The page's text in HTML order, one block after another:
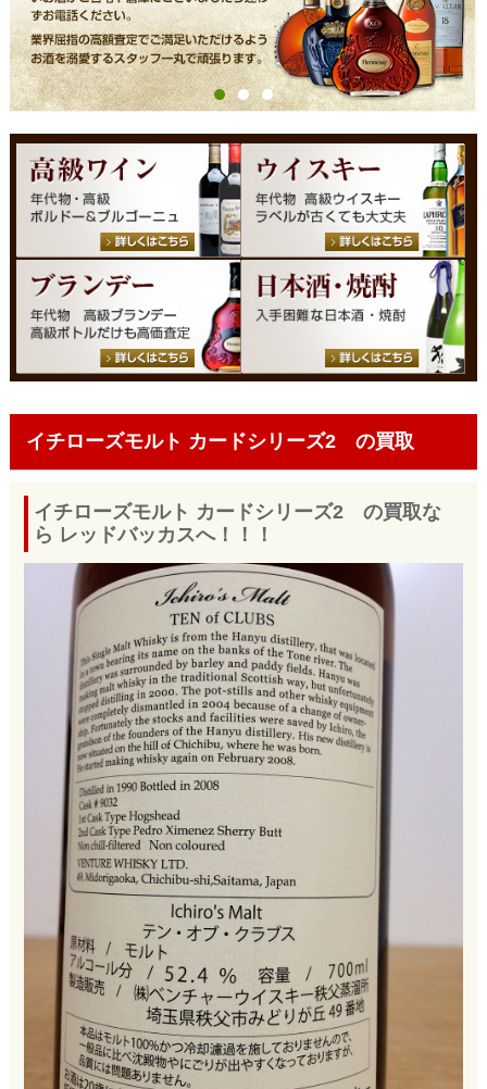
イチローズモルト カードシリーズ2 の買取
イチローズモルト カードシリーズ2 の買取な
ら レッドバッカスへ！！！